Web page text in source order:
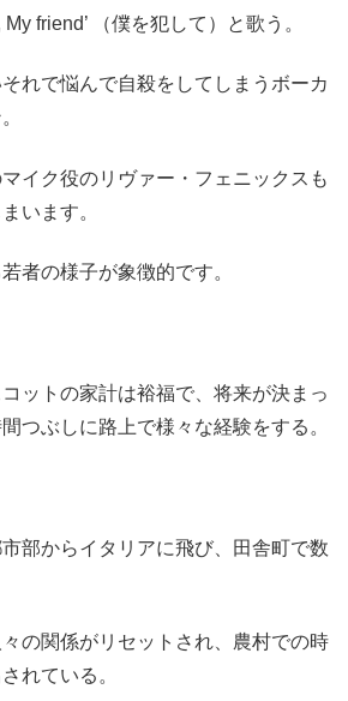
friend’ （僕を犯して）と歌う。
れで悩んで自殺をしてしまうボーカ
イク役のリヴァー・フェニックスも
います。
者の様子が象徴的です。
ットの家計は裕福で、将来が決まっ
つぶしに路上で様々な経験をする。
部からイタリアに飛び、田舎町で数
の関係がリセットされ、農村での時
れている。